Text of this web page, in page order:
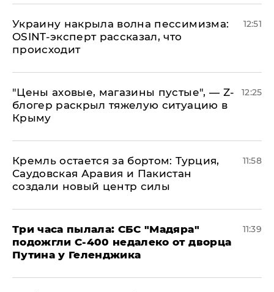
​Украину накрыла волна пессимизма:
OSINT-эксперт рассказал, что
происходит
12:51
​"Цены аховые, магазины пустые", — Z-
блогер раскрыл тяжелую ситуацию в
Крыму
12:25
​Кремль остается за бортом: Турция,
Саудовская Аравия и Пакистан
создали новый центр силы
11:58
Три часа пылала: СБС "Мадяра"
подожгли С-400 недалеко от дворца
Путина у Геленджика
11:39